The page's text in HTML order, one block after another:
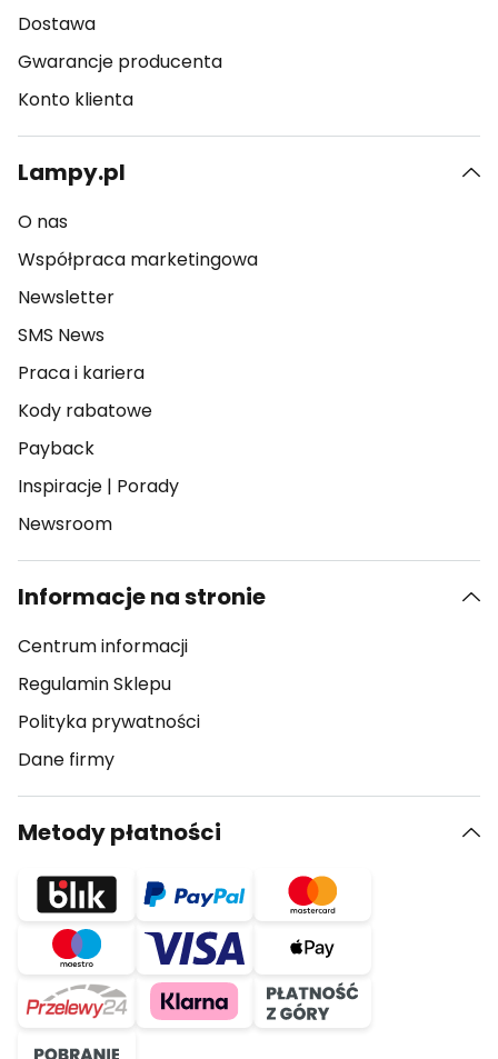
Dostawa
Gwarancje producenta
Konto klienta
Lampy.pl
O nas
Współpraca marketingowa
Newsletter
SMS News
Praca i kariera
Kody rabatowe
Payback
Inspiracje | Porady
Newsroom
Informacje na stronie
Centrum informacji
Regulamin Sklepu
Polityka prywatności
Dane firmy
Metody płatności